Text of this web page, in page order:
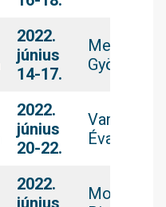
2022.
június
14-17.
Mester
Györgyné
2022.
június
20-22.
Vancsó
Éva
2022.
június
Molnár